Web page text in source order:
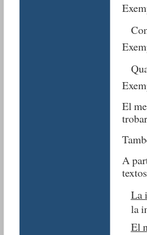
El
A
La
la
El